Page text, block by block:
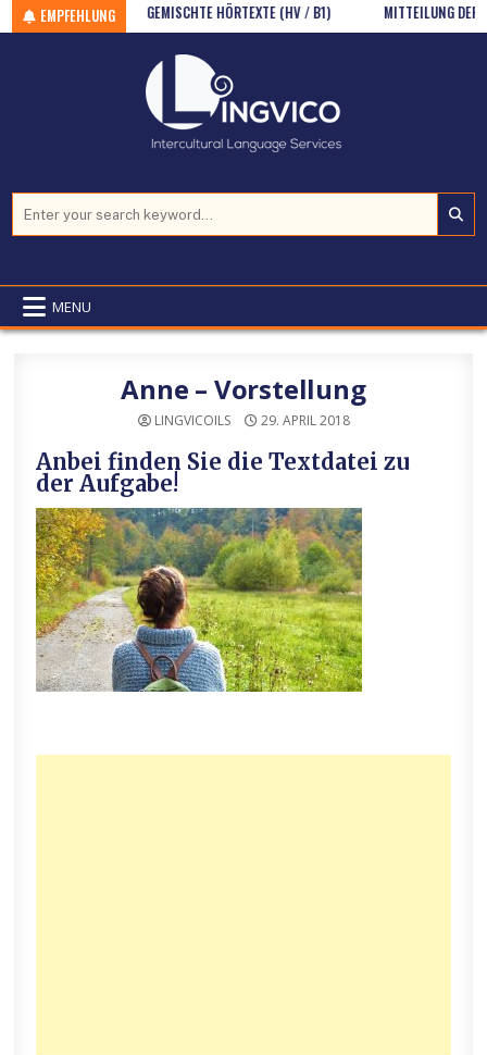
Skip to content
EMPFEHLUNG
3 (GR/A1) GEMISCHTE HÖRTEXTE (HV / B1) MITTEILUNG DER
MENU
Anne – Vorstellung
LINGVICOILS 29. APRIL 2018
Anbei finden Sie die Textdatei zu
der Aufgabe!